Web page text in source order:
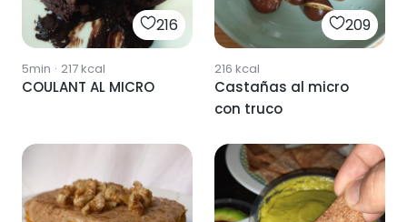
216
5min · 217kcal
COULANT AL MICRO
209
216 kcal
Castañas al micro
con truco